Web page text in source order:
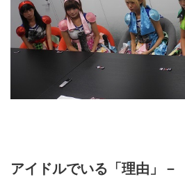
アイドルでいる「理由」－